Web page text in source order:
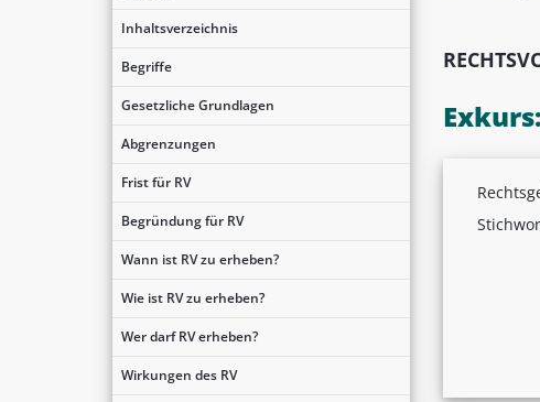
Inhaltsverzeichnis
Begriffe
Gesetzliche Grundlagen
Abgrenzungen
Frist für RV
Begründung für RV
Wann ist RV zu erheben?
Wie ist RV zu erheben?
Wer darf RV erheben?
Wirkungen des RV